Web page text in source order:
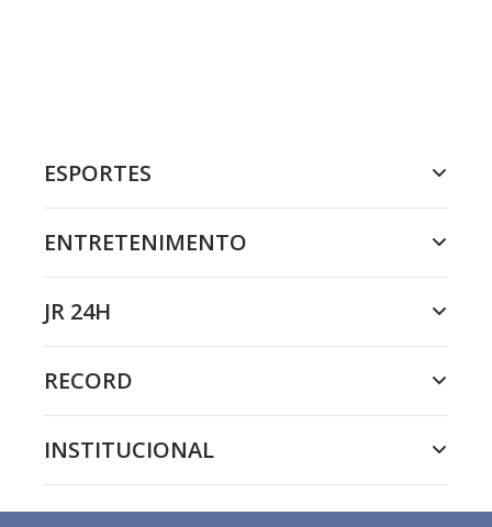
ESPORTES
ENTRETENIMENTO
JR 24H
RECORD
INSTITUCIONAL